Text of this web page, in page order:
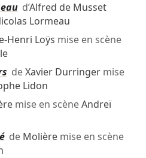
d’Alfred de Musset
Lormeau
Henri Loÿs mise en scène
deXavier Durringermise
Lidon
mise en scèneAndreï
de Molièremise en scène